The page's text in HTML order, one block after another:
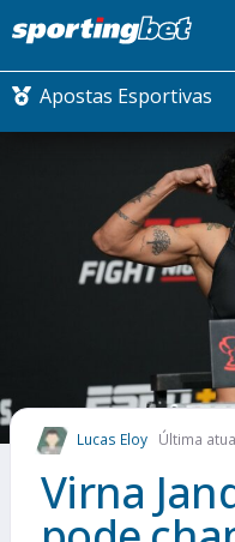
Apostas Esportivas
CONMEBOL
FUTEBOL
FUTEBOL
COMO
MAIS
Lucas Eloy Última
Virna